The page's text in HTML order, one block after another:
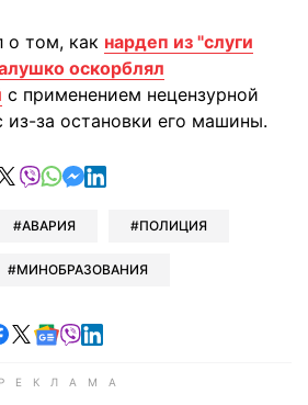
о том, как нардеп из "слуги
оскорблял
с применением нецензурной
из-за остановки его машины.
в Telegram
в Facebook
поделиться в X
отправить в Viber
отправить в Whatsapp
отправить в Messenger
отправить в LinkedIn
АВАРИЯ ПОЛИЦИЯ
МИНОБРАЗОВАНИЯ
в Telegram
Читайте в Facebook
Читайте в X
Читайте в Google news
Читайте в Viber
Читайте в LinkedIn